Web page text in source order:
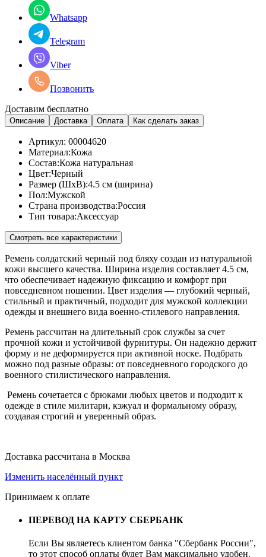
Whatsapp
Telegram
Viber
Позвонить
Доставим бесплатно
Описание Доставка Оплата Как сделать заказ
Артикул: 00004620
Материал:Кожа
Состав:Кожа натуральная
Цвет:Черный
Размер (ШхВ):4.5 см (ширина)
Пол:Мужской
Страна производства:Россия
Тип товара:Аксессуар
Смотреть все характеристики
Ремень солдатский черный под бляху создан из натуральной
кожи высшего качества. Ширина изделия составляет 4.5 см,
что обеспечивает надежную фиксацию и комфорт при
повседневном ношении. Цвет изделия — глубокий черный,
стильный и практичный, подходит для мужской коллекции
одежды и внешнего вида военно-стилевого направления.
Ремень рассчитан на длительный срок службы за счет
прочной кожи и устойчивой фурнитуры. Он надежно держит
форму и не деформируется при активной носке. Подбрать
можно под разные образы: от повседневного городского до
военного стилистического направления.
Ремень сочетается с брюками любых цветов и подходит к
одежде в стиле милитари, кэжуал и формальному образу,
создавая строгий и уверенный образ.
Доставка рассчитана в Москва
Изменить населённый пункт
Принимаем к оплате
ПЕРЕВОД НА КАРТУ СБЕРБАНК
Если Вы являетесь клиентом банка "Сбербанк России",
то этот способ оплаты будет Вам максимально удобен.